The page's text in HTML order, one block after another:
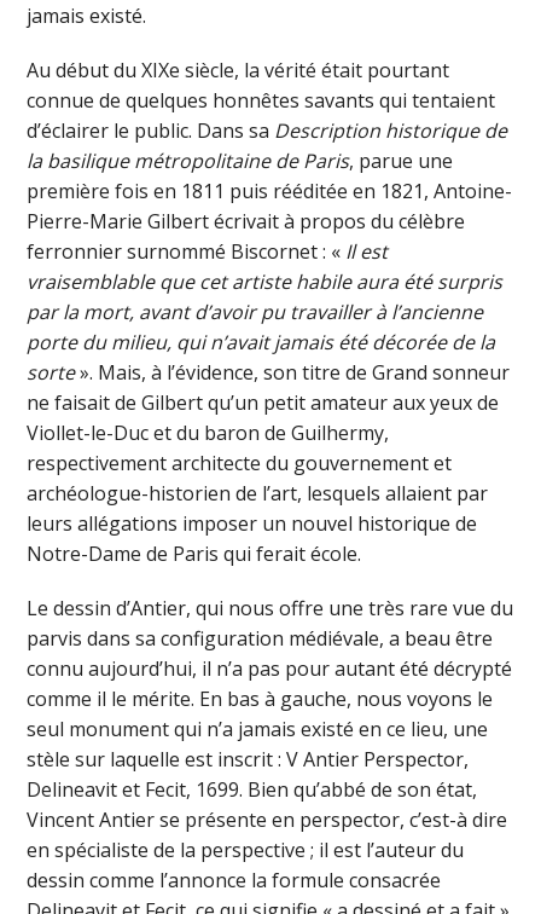
jamais existé.
Au début du XIXe siècle, la vérité était pourtant
connue de quelques honnêtes savants qui tentaient
d’éclairer le public. Dans sa Description historique de
la basilique métropolitaine de Paris, parue une
première fois en 1811 puis rééditée en 1821, Antoine-
Pierre-Marie Gilbert écrivait à propos du célèbre
ferronnier surnommé Biscornet : « Il est
vraisemblable que cet artiste habile aura été surpris
par la mort, avant d’avoir pu travailler à l’ancienne
porte du milieu, qui n’avait jamais été décorée de la
sorte». Mais, à l’évidence, son titre de Grand sonneur
ne faisait de Gilbert qu’un petit amateur aux yeux de
Viollet-le-Duc et du baron de Guilhermy,
respectivement architecte du gouvernement et
archéologue-historien de l’art, lesquels allaient par
leurs allégations imposer un nouvel historique de
Notre-Dame de Paris qui ferait école.
Le dessin d’Antier, qui nous offre une très rare vue du
parvis dans sa configuration médiévale, a beau être
connu aujourd’hui, il n’a pas pour autant été décrypté
comme il le mérite. En bas à gauche, nous voyons le
seul monument qui n’a jamais existé en ce lieu, une
stèle sur laquelle est inscrit : V Antier Perspector,
Delineavit et Fecit, 1699. Bien qu’abbé de son état,
Vincent Antier se présente en perspector, c’est-à dire
en spécialiste de la perspective ; il est l’auteur du
dessin comme l’annonce la formule consacrée